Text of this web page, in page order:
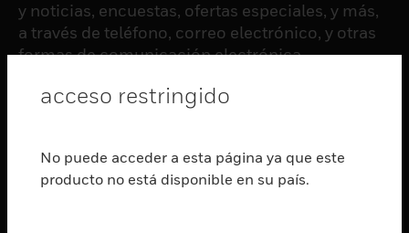
y noticias, encuestas, ofertas especiales, y más,
a través de teléfono, correo electrónico, y otras
formas de comunicación electrónica.
SUSCRIBIRSE
PRODUCTOS
acceso restringido
No puede acceder a esta página ya que este
producto no está disponible en su país.